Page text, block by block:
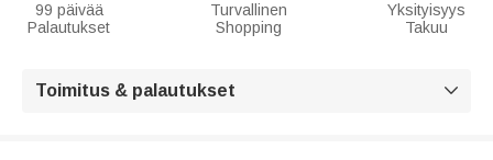
99 päivää
Palautukset
Turvallinen
Shopping
Yksityisyys
Takuu
Toimitus & palautukset 